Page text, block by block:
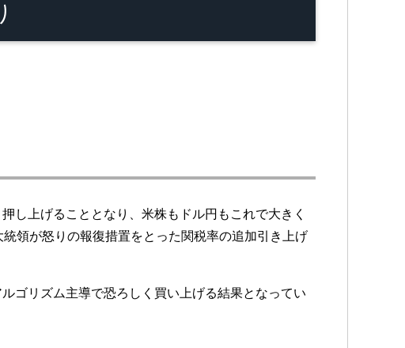
し上げることとなり、米株もドル円もこれで大きく
領が怒りの報復措置をとった関税率の追加引き上げ
ゴリズム主導で恐ろしく買い上げる結果となってい